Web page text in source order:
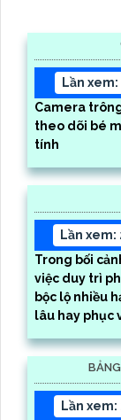
Lần xem:
Camera
theo dõi bé
tính
Lần xem:
Trong bối
việc duy trì
bộc lộ nhiều
lâu hay phục
Lần xem: